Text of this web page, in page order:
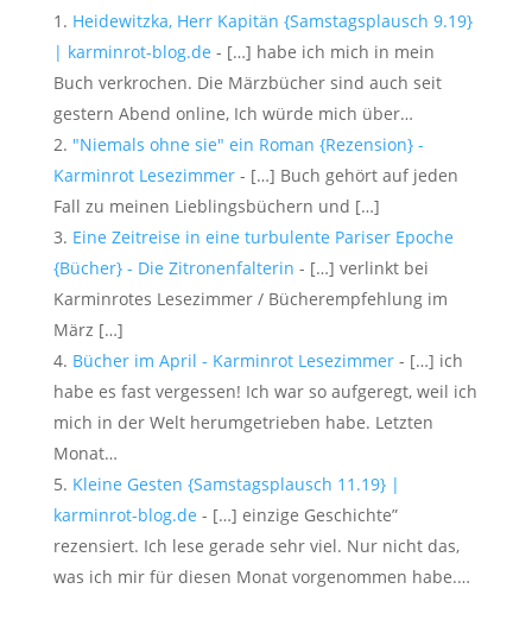
Heidewitzka, Herr Kapitän {Samstagsplausch 9.19}
| karminrot-blog.de - […] habe ich mich in mein
Buch verkrochen. Die Märzbücher sind auch seit
gestern Abend online, Ich würde mich über…
"Niemals ohne sie" ein Roman {Rezension} -
Karminrot Lesezimmer- […] Buch gehört auf jeden
Fall zu meinen Lieblingsbüchern und […]
Eine Zeitreise in eine turbulente Pariser Epoche
{Bücher} - Die Zitronenfalterin - […] verlinkt bei
Karminrotes Lesezimmer / Bücherempfehlung im
März […]
Bücher im April - Karminrot Lesezimmer- […] ich
habe es fast vergessen! Ich war so aufgeregt, weil ich
mich in der Welt herumgetrieben habe. Letzten
Monat…
Kleine Gesten {Samstagsplausch 11.19} |
karminrot-blog.de - […] einzige Geschichte”
rezensiert. Ich lese gerade sehr viel. Nur nicht das,
was ich mir für diesen Monat vorgenommen habe.…